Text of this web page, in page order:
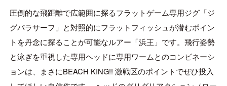
CATALOGUE
MAJOR CRAFT FACTORY
圧倒的な飛距離で広範囲に探るフラットゲーム専用ジグ「ジ
グパラサーフ」と対照的にフラットフィッシュが潜むポイン
トを丹念に探ることが可能なルアー「浜王」です。飛行姿勢
と泳ぎを重視した専用ヘッドに専用ワームとのコンビネーシ
ョンは、まさにBEACH KING!! 激戦区のポイントでぜひ投入